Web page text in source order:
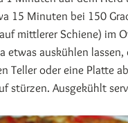
15 Minuten bei 150
mittlerer Schiene) im
etwas auskühlen
Teller oder eine Platte
stürzen. Ausgekühlt